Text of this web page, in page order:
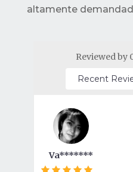
altamente
Reviewed by
Va*******